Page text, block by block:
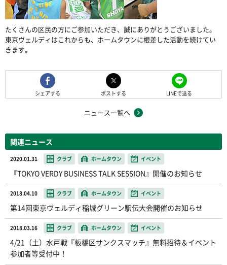
たくさんの区民の方にご参加いただき、誠にありがとうございました。
東京ヴェルディはこれからも、ホームタウンに根差した活動を続けてい
きます。
シェアする ポストする LINEで送る
ニュース一覧へ
関連ニュース
2020.01.31 クラブ ホームタウン イベント
『TOKYO VERDY BUSINESS TALK SESSION』開催のお知らせ
2018.04.10 クラブ ホームタウン イベント
第14回東京ヴェルディ稲城グリーン駅伝大会開催のお知らせ
2018.03.16 クラブ ホームタウン イベント
4/21（土）水戸戦『板橋区サンクスマッチ』無料招待＆イベント
参加者等受付中！